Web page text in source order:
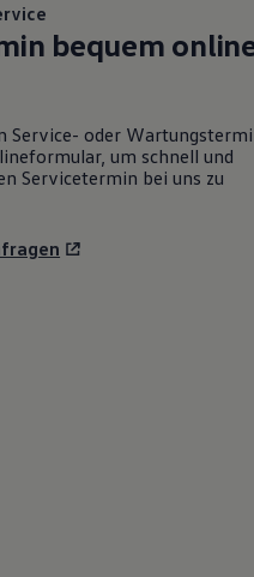
bequem
Service- oder
um schnell und
Servicetermin bei uns zu